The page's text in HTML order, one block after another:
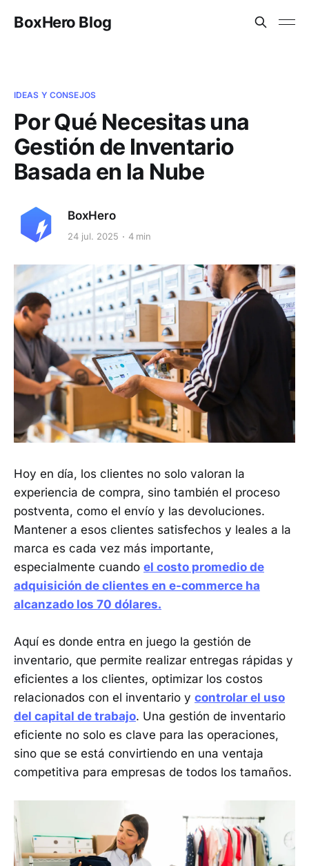
BoxHero Blog
IDEAS Y CONSEJOS
Por Qué Necesitas una
Gestión de Inventario
Basada en la Nube
BoxHero
24 jul. 2025 4 min
Hoy en día, los clientes no solo valoran la
experiencia de compra, sino también el proceso
postventa, como el envío y las devoluciones.
Mantener a esos clientes satisfechos y leales a la
marca es cada vez más importante,
especialmente cuando el costo promedio de
adquisición de clientes en e-commerce ha
alcanzado los 70 dólares.
Aquí es donde entra en juego la gestión de
inventario, que permite realizar entregas rápidas y
eficientes a los clientes, optimizar los costos
relacionados con el inventario y controlar el uso
del capital de trabajo. Una gestión de inventario
eficiente no solo es clave para las operaciones,
sino que se está convirtiendo en una ventaja
competitiva para empresas de todos los tamaños.